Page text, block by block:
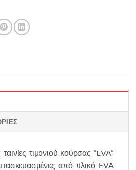
τιμονιού κούρσας “EVA”
από υλικό EVA